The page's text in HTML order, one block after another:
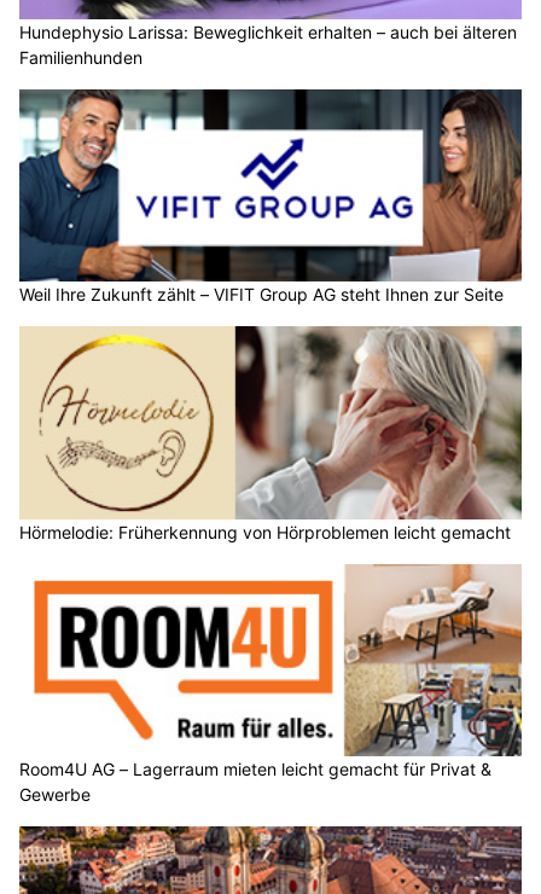
Hundephysio Larissa: Beweglichkeit erhalten – auch bei älteren
Familienhunden
Weil Ihre Zukunft zählt – VIFIT Group AG steht Ihnen zur Seite
Hörmelodie: Früherkennung von Hörproblemen leicht gemacht
Room4U AG – Lagerraum mieten leicht gemacht für Privat &
Gewerbe